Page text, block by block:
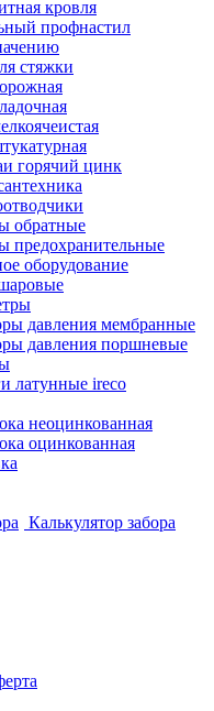
кровля
профнастил
стяжки
горячий цинк
обратные
предохранительные
оборудование
давления мембранные
давления поршневые
латунные ireco
неоцинкованная
оцинкованная
Калькулятор забора